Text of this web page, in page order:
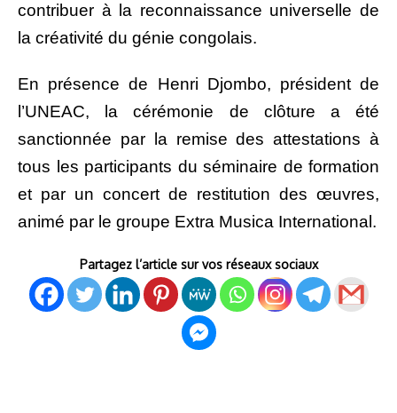
contribuer à la reconnaissance universelle de
la créativité du génie congolais.
En présence de Henri Djombo, président de
l’UNEAC, la cérémonie de clôture a été
sanctionnée par la remise des attestations à
tous les participants du séminaire de formation
et par un concert de restitution des œuvres,
animé par le groupe Extra Musica International.
Partagez l’article sur vos réseaux sociaux